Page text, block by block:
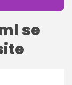
se